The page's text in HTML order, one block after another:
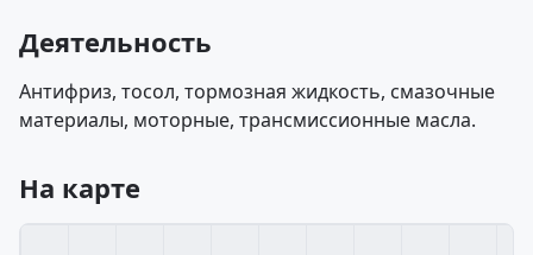
Деятельность
Антифриз, тосол, тормозная жидкость, смазочные
материалы, моторные, трансмиссионные масла.
На карте